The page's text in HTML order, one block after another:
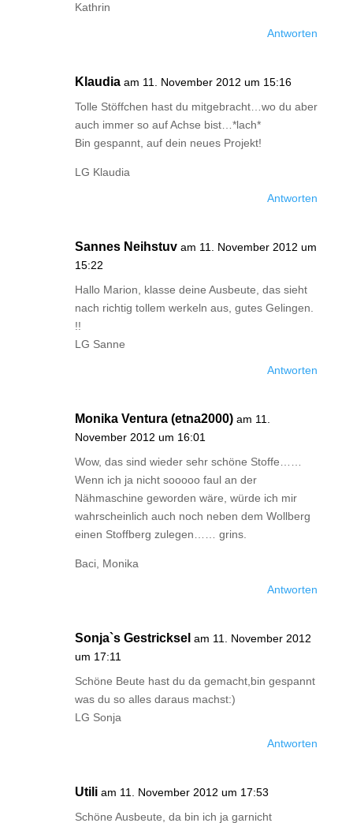
Kathrin
Antworten
Klaudia am 11. November 2012 um 15:16
Tolle Stöffchen hast du mitgebracht…wo du aber
auch immer so auf Achse bist…*lach*
Bin gespannt, auf dein neues Projekt!
LG Klaudia
Antworten
Sannes Neihstuv am 11. November 2012 um
15:22
Hallo Marion, klasse deine Ausbeute, das sieht
nach richtig tollem werkeln aus, gutes Gelingen.
!!
LG Sanne
Antworten
Monika Ventura (etna2000) am 11.
November 2012 um 16:01
Wow, das sind wieder sehr schöne Stoffe……
Wenn ich ja nicht sooooo faul an der
Nähmaschine geworden wäre, würde ich mir
wahrscheinlich auch noch neben dem Wollberg
einen Stoffberg zulegen…… grins.
Baci, Monika
Antworten
Sonja`s Gestricksel am 11. November 2012
um 17:11
Schöne Beute hast du da gemacht,bin gespannt
was du so alles daraus machst:)
LG Sonja
Antworten
Utili am 11. November 2012 um 17:53
Schöne Ausbeute, da bin ich ja garnicht